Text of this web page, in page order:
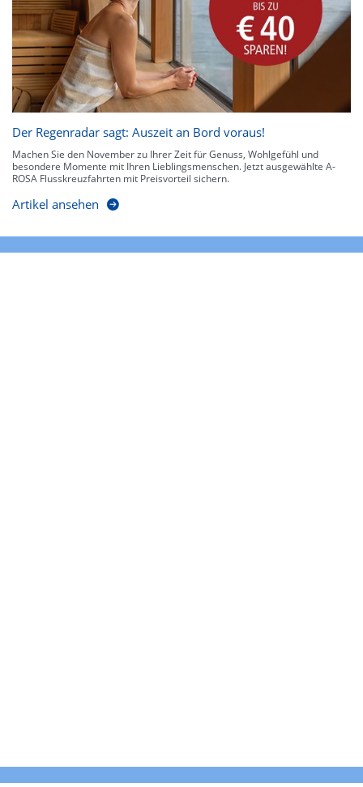
Der Regenradar sagt: Auszeit an Bord voraus!
Machen Sie den November zu Ihrer Zeit für Genuss, Wohlgefühl und
besondere Momente mit Ihren Lieblingsmenschen. Jetzt ausgewählte A-
ROSA Flusskreuzfahrten mit Preisvorteil sichern.
Artikel ansehen